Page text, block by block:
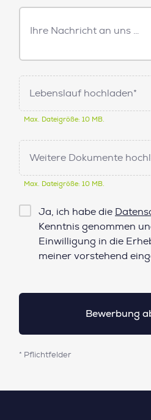
Freitext
Nachricht
Lebenslauf hochladen*
Max. Dateigröße: 10 MB.
Weitere Dokumente
Max. Dateigröße: 10 MB.
Checkbox
Datenschutz*
Ja, ich habe die
Kenntnis genommen
Einwilligung in die
meiner vorstehend
* Pflichtfelder